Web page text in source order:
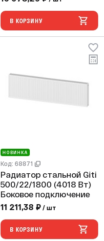
В КОРЗИНУ
НОВИНКА
Код: 68871
Радиатор стальной Giti
500/22/1800 (4018 Вт)
Боковое подключение
11 211,38 ₽ / шт
В КОРЗИНУ